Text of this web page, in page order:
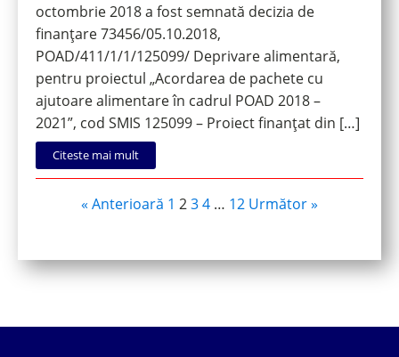
octombrie 2018 a fost semnată decizia de
finanțare 73456/05.10.2018,
POAD/411/1/1/125099/ Deprivare alimentară,
pentru proiectul „Acordarea de pachete cu
ajutoare alimentare în cadrul POAD 2018 –
2021”, cod SMIS 125099 – Proiect finanțat din […]
Citeste mai mult
« Anterioară 1 234 … 12 Următor »